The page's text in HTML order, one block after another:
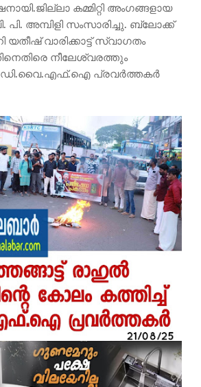
കമ്മിറ്റി അംഗങ്ങളായ
പി. അമ്പിളി സംസാരിച്ചു. ബ്ലോക്ക്
യതീഷ് വാരിക്കാട്ട് സ്വാഗതം
നീലേശ്വരത്തും
ഡി.വൈ.എഫ്.ഐ പ്രവർത്തകർ